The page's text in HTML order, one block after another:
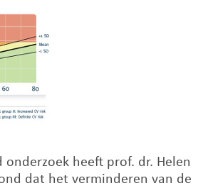
onderzoek heeft prof. dr. Helen
dat het verminderen van de